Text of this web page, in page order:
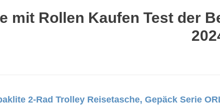
mit Rollen Kaufen Test der
2-Rad Trolley Reisetasche, Gepäck Serie